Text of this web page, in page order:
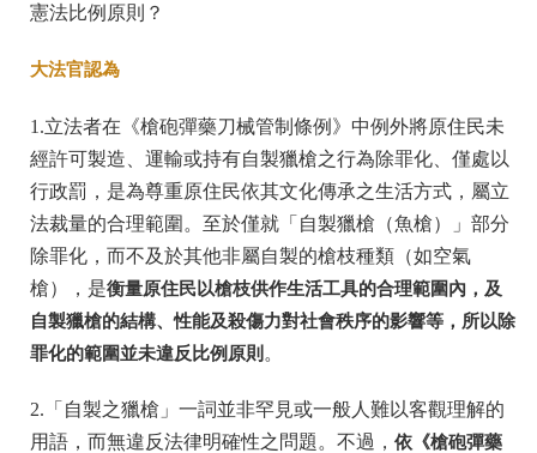
憲法比例原則？
大法官認為
1.立法者在《槍砲彈藥刀械管制條例》中例外將原住民未
經許可製造、運輸或持有自製獵槍之行為除罪化、僅處以
行政罰，是為尊重原住民依其文化傳承之生活方式，屬立
法裁量的合理範圍。至於僅就「自製獵槍（魚槍）」部分
除罪化，而不及於其他非屬自製的槍枝種類（如空氣
槍），是衡量原住民以槍枝供作生活工具的合理範圍內，及
自製獵槍的結構、性能及殺傷力對社會秩序的影響等，所以除
罪化的範圍並未違反比例原則 。
2.「自製之獵槍」一詞並非罕見或一般人難以客觀理解的
用語，而無違反法律明確性之問題。不過， 依《槍砲彈藥